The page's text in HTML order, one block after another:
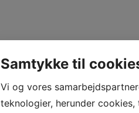
Samtykke til
Vi og vores
teknologier, herunder cookies,